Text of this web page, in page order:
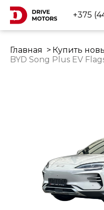
+375
Главная
Купить
BYD Song Plus EV